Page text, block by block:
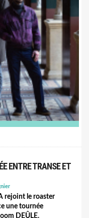
ENTRE TRANSE ET
rejoint le roaster
une tournée
DEÛLE.